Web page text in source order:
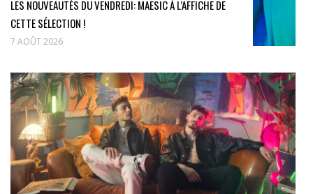
LES NOUVEAUTÉS DU VENDREDI: MAESIC À L’AFFICHE DE
CETTE SÉLECTION !
7 AOÛT 2026